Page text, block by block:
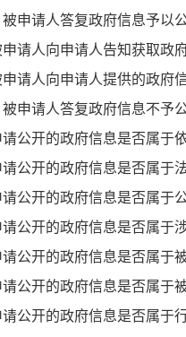
申请人答复政府信息予以公
申请人向申请人告知获取政
申请人向申请人提供的政府
申请人答复政府信息不予公
请公开的政府信息是否属于
请公开的政府信息是否属于
请公开的政府信息是否属于
请公开的政府信息是否属于
请公开的政府信息是否属于
请公开的政府信息是否属于
请公开的政府信息是否属于